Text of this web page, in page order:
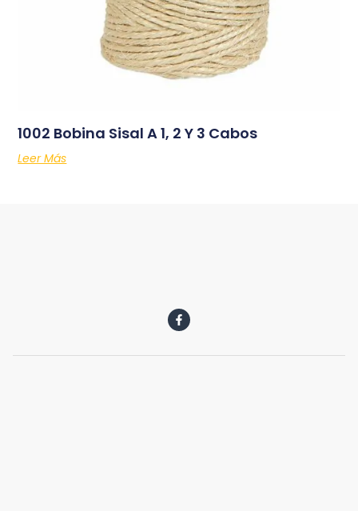
1002 Bobina Sisal A 1, 2 Y 3 Cabos
Leer Más